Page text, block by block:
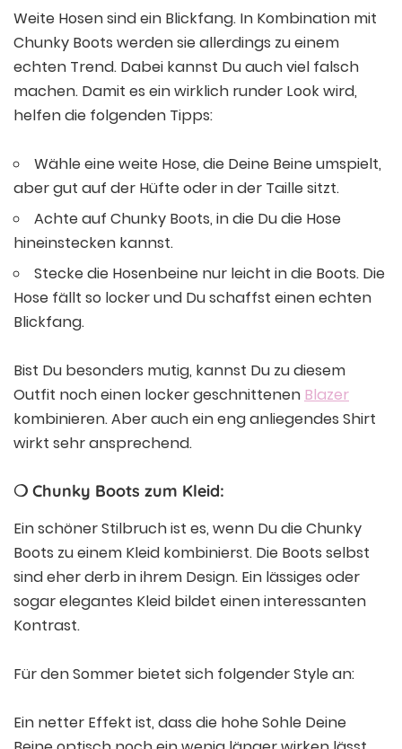
Weite Hosen sind ein Blickfang. In Kombination mit
Chunky Boots werden sie allerdings zu einem
echten Trend. Dabei kannst Du auch viel falsch
machen. Damit es ein wirklich runder Look wird,
helfen die folgenden Tipps:
Wähle eine weite Hose, die Deine Beine umspielt,
aber gut auf der Hüfte oder in der Taille sitzt.
Achte auf Chunky Boots, in die Du die Hose
hineinstecken kannst.
Stecke die Hosenbeine nur leicht in die Boots. Die
Hose fällt so locker und Du schaffst einen echten
Blickfang.
Bist Du besonders mutig, kannst Du zu diesem
Outfit noch einen locker geschnittenen Blazer
kombinieren. Aber auch ein eng anliegendes Shirt
wirkt sehr ansprechend.
❍ Chunky Boots zum Kleid:
Ein schöner Stilbruch ist es, wenn Du die Chunky
Boots zu einem Kleid kombinierst. Die Boots selbst
sind eher derb in ihrem Design. Ein lässiges oder
sogar elegantes Kleid bildet einen interessanten
Kontrast.
Für den Sommer bietet sich folgender Style an:
Ein netter Effekt ist, dass die hohe Sohle Deine